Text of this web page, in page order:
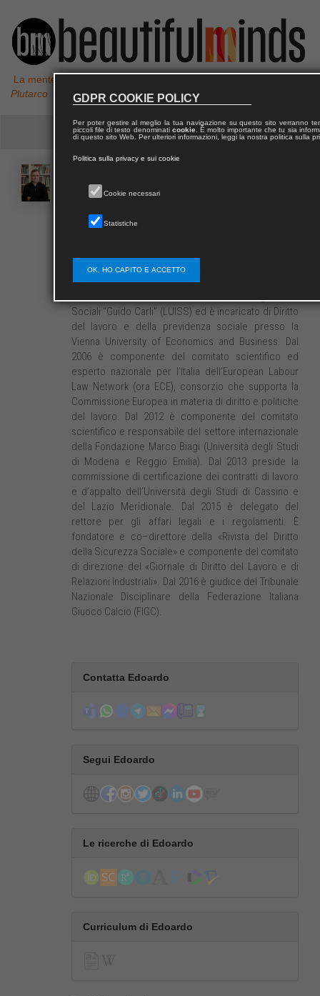
La mente non è un vaso da riempire, ma un fuoco da accendere,
Plutarco
Professore ordinario di Diritto del lavoro presso il
Meridionale. Insegna European labour law and social
policies presso il dipartimento di Scienze politiche
Sociali “Guido Carli” (LUISS) ed è incaricato di Diritto
del lavoro e della previdenza sociale presso la
Vienna University of Economics and Business. Dal
2006 è componente del comitato scientifico ed
esperto nazionale per l’Italia dell’European Labour
Law Network (ora ECE), consorzio che supporta la
Commissione Europea in materia di diritto e politiche
del lavoro. Dal 2012 è componente del comitato
scientifico e responsabile del settore internazionale
della Fondazione Marco Biagi (Università degli Studi
di Modena e Reggio Emilia). Dal 2013 preside la
commissione di certificazione dei contratti di lavoro
e d’appalto dell’Università degli Studi di Cassino e
del Lazio Meridionale. Dal 2015 è delegato del
rettore per gli affari legali e i regolamenti. È
fondatore e co–direttore della «Rivista del Diritto
della Sicurezza Sociale» e componente del comitato
di direzione del «Giornale di Diritto del Lavoro e di
Relazioni Industriali». Dal 2016 è giudice del Tribunale
Nazionale Disciplinare della Federazione Italiana
Giuoco Calcio (FIGC).
Contatta Edoardo
Segui Edoardo
Le ricerche di Edoardo
Curriculum di Edoardo
GDPR COOKIE POLICY
Per poter gestire al meglio la tua navigazione su questo sito verranno
piccoli file di testo denominati cookie. È molto importante che tu sia
di questo sito Web. Per ulteriori informazioni, leggi la nostra politica sulla
Politica sulla privacy e sui cookie
Cookie necessari
Statistiche
OK, HO CAPITO E ACCETTO